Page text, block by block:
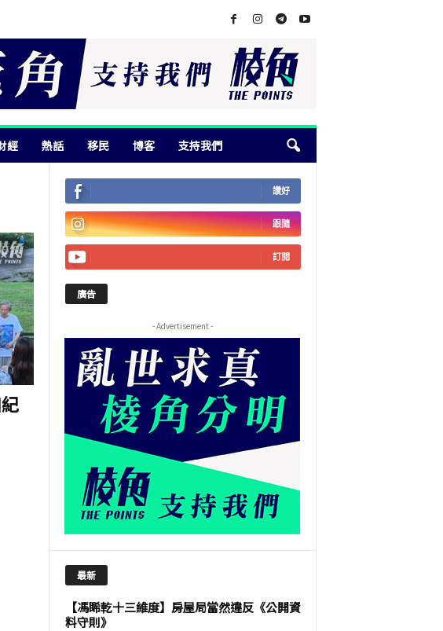
經 熱話 移民 博客 支持我們
讚好
跟隨
訂閱
廣告
- Advertisement -
最新
【馮睎乾十三維度】房屋局當然違反《公開資
料守則》